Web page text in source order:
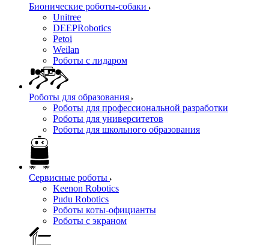
Бионические роботы-собаки
Unitree
DEEPRobotics
Petoi
Weilan
Роботы с лидаром
Роботы для образования
Роботы для профессиональной разработки
Роботы для университетов
Роботы для школьного образования
Сервисные роботы
Keenon Robotics
Pudu Robotics
Роботы коты-официанты
Роботы с экраном